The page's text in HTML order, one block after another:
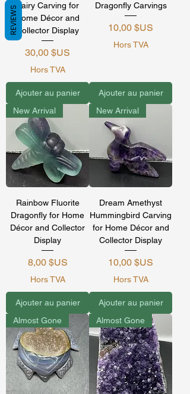
Fairy Carving for
Home Décor and
Collector Display
Prix
30,00 $US
Hors TVA
Ajouter au panier
Dragonfly Carvings
Prix
10,00 $US
Hors TVA
Ajouter au panier
New Arrival
Rainbow Fluorite
Dragonfly for Home
Décor and Collector
Display
Prix
8,00 $US
Hors TVA
Ajouter au panier
New Arrival
Dream Amethyst
Hummingbird Carving
for Home Décor and
Collector Display
Prix
10,00 $US
Hors TVA
Ajouter au panier
Almost Gone
Almost Gone
REVIEWS